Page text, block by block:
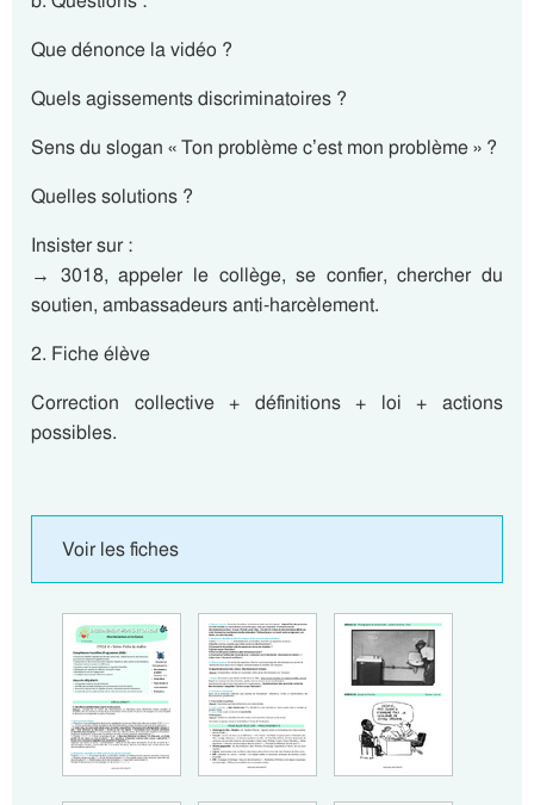
Que dénonce la vidéo ?
Quels agissements discriminatoires ?
Sens du slogan « Ton problème c’est mon problème » ?
Quelles solutions ?
Insister sur :
→ 3018, appeler le collège, se confier, chercher du
soutien, ambassadeurs anti-harcèlement.
2. Fiche élève
Correction collective + définitions + loi + actions
possibles.
Voir les fiches